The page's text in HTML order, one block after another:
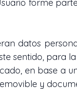
forme
datos
sentido, para
en base a
y